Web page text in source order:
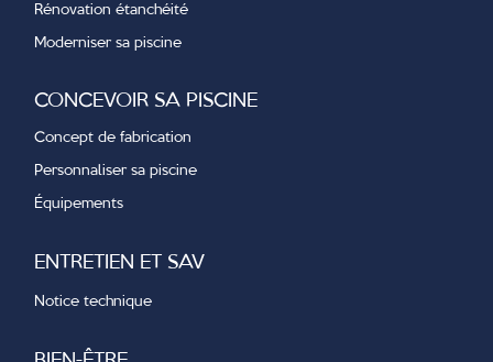
Rénovation étanchéité
Moderniser sa piscine
CONCEVOIR SA PISCINE
Concept de fabrication
Personnaliser sa piscine
Équipements
ENTRETIEN ET SAV
Notice technique